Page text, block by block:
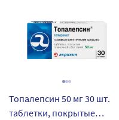
Топалепсин 50 мг 30 шт.
таблетки, покрытые